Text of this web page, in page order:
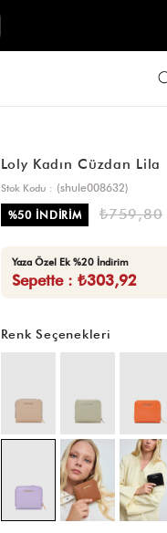
Loly Kadın Cüzdan Lila
Stok Kodu
(shule008632)
%50İNDIRIM ₺759,80
Yaza Özel Ek %20 İndirim
Sepette : ₺303,92
Renk Seçenekleri